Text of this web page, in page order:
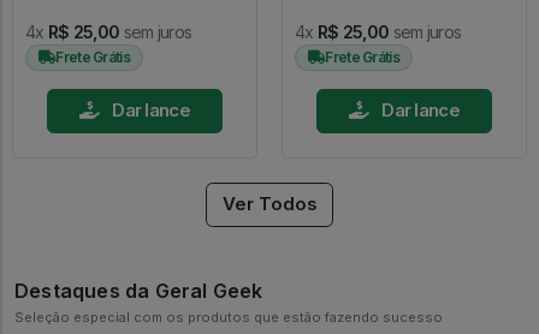
4x R$ 25,00 sem juros
Frete Grátis
Dar lance
4x R$ 25,00 sem juros
Frete Grátis
Dar lance
Ver Todos
Destaques da Geral Geek
Seleção especial com os produtos que estão fazendo sucesso